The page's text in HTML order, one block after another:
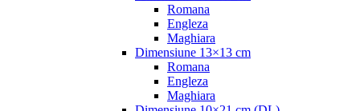
Romana
Engleza
Maghiara
Dimensiune 13×13 cm
Romana
Engleza
Maghiara